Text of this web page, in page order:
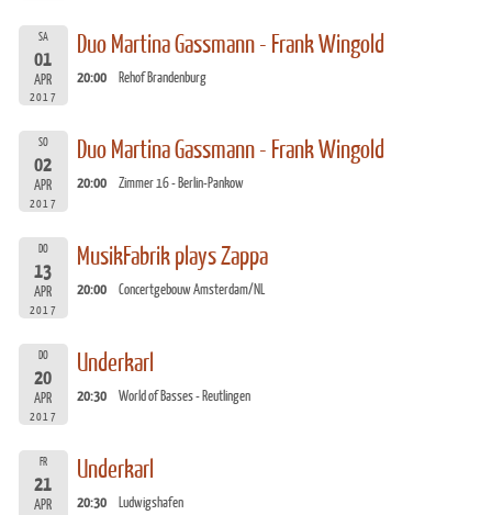
SA
01
APR
2017
Duo Martina Gassmann - Frank Wingold
20:00 Rehof Brandenburg
SO
02
APR
2017
Duo Martina Gassmann - Frank Wingold
20:00 Zimmer 16 - Berlin-Pankow
DO
13
APR
2017
MusikFabrik plays Zappa
20:00 Concertgebouw Amsterdam/NL
DO
20
APR
2017
Underkarl
20:30 World of Basses - Reutlingen
FR
21
APR
Underkarl
20:30 Ludwigshafen